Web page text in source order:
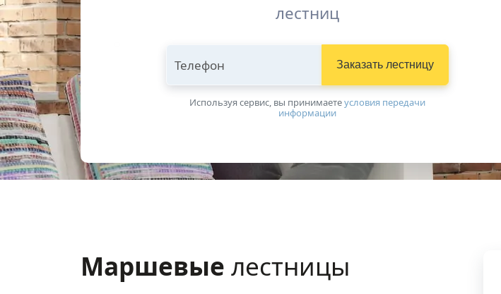
лестниц
Телефон Заказать лестницу
Используя сервис, вы принимаетeусловия передачи
информации
Маршевые лестницы